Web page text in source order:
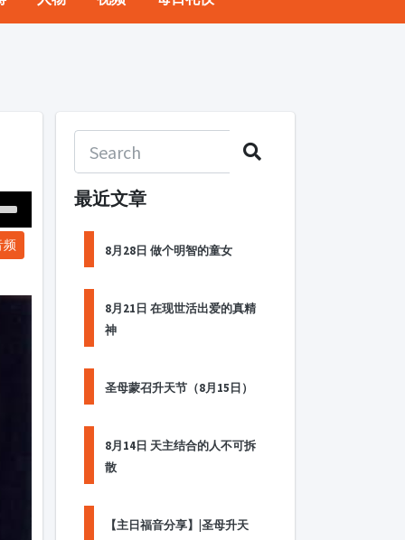
频
最近文章
8月28日 做个明智的童女
8月21日 在现世活出爱的真精
神
圣母蒙召升天节（8月15日）
8月14日 天主结合的人不可拆
散
【主日福音分享】|圣母升天